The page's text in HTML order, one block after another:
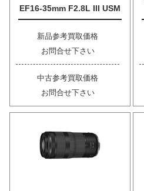
EF16-35mm F2.8L III USM
新品参考買取価格
お問合せ下さい
中古参考買取価格
お問合せ下さい